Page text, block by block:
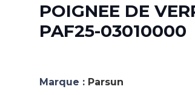
POIGNEE DE
PAF25-03010000
Marque : Parsun